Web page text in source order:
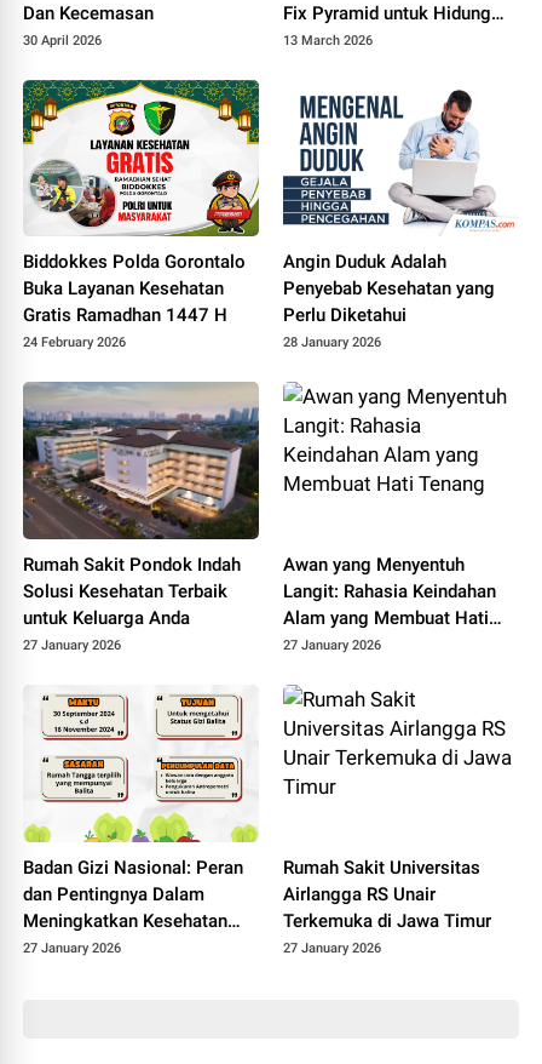
Dan Kecemasan
30 April 2026
Fix Pyramid untuk Hidung
Mancung
13 March 2026
Biddokkes Polda Gorontalo
Buka Layanan Kesehatan
Gratis Ramadhan 1447 H
24 February 2026
Angin Duduk Adalah
Penyebab Kesehatan yang
Perlu Diketahui
28 January 2026
Rumah Sakit Pondok Indah
Solusi Kesehatan Terbaik
untuk Keluarga Anda
27 January 2026
Awan yang Menyentuh
Langit: Rahasia Keindahan
Alam yang Membuat Hati
Tenang
27 January 2026
Badan Gizi Nasional: Peran
dan Pentingnya Dalam
Meningkatkan Kesehatan
Masyarakat
27 January 2026
Rumah Sakit Universitas
Airlangga RS Unair
Terkemuka di Jawa Timur
27 January 2026